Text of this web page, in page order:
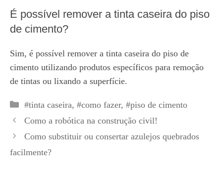
É possível remover a tinta caseira do piso
de cimento?
Sim, é possível remover a tinta caseira do piso de
cimento utilizando produtos específicos para remoção
de tintas ou lixando a superfície.
Categorias
#tinta caseira, #como fazer, #piso de cimento
Como a robótica na construção civil!
Como substituir ou consertar azulejos quebrados
facilmente?